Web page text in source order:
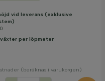
vid leverans (exklusive
per löpmeter
(beräknas i varukorgen)